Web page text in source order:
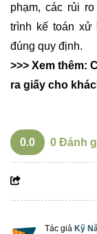
phạm, các rủi
trình kế toán xử
đúng quy định.
>>> Xem thêm:
ra giấy cho
0.0 0 Đánh
Tác giả Kỹ